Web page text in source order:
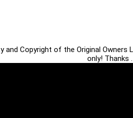
and Copyright of the Original Owners
only! Thanks .